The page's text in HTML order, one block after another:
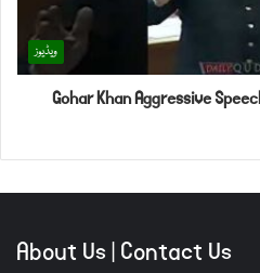
ویڈیوز
Gohar Khan Aggressive
About Us|Contact Us